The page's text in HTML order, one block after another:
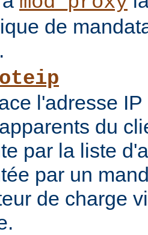
de
l'adresse
du
par la liste
par un
de charge